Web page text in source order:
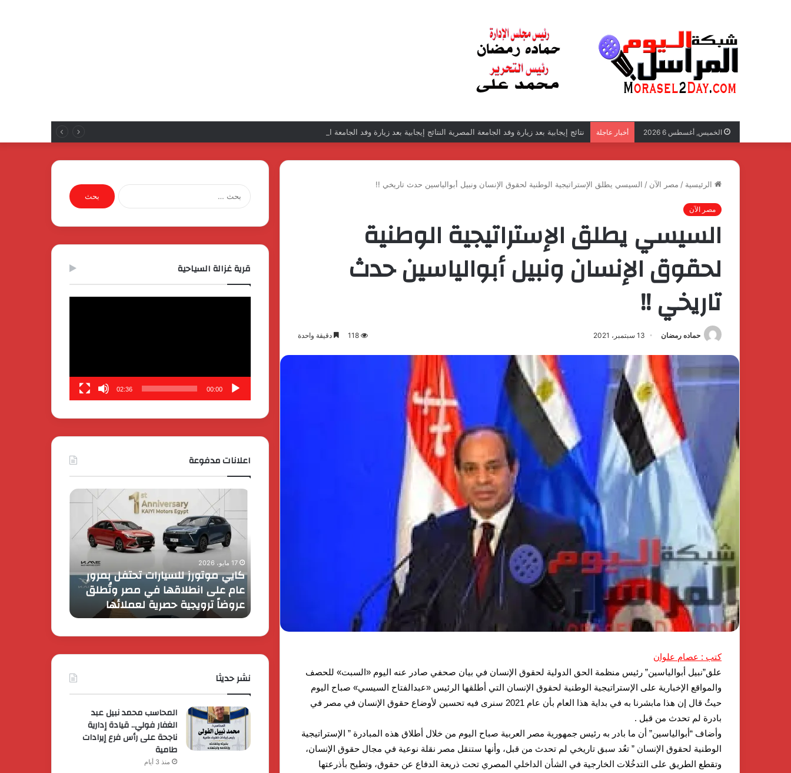
الخميس, أغسطس 6 2026 أخبار عاجلة نتائج إيجابية بعد زيارة وفد الجامعة المصرية النتائج إيجابية بعد زيارة وفد الجامعة المصرية الروسية لمصنع الإلكترونياتروسية لمصنع الإلكترونيات
الرئيسية / مصر الآن / السيسي يطلق الإستراتيجية الوطنية لحقوق الإنسان ونبيل أبوالياسين حدث تاريخي !!
مصر الآن
السيسي يطلق الإستراتيجية الوطنية
لحقوق الإنسان ونبيل أبوالياسين حدث
تاريخي !!
حماده رمضان 13 سبتمبر، 2021 118 دقيقة واحدة
كتب : عصام علوان
علق”نبيل أبوالياسين” رئيس منظمة الحق الدولية لحقوق الإنسان في بيان صحفي صادر عنه اليوم ‏«السبت» للحصف
والمواقع الإخبارية على الإستراتيجية الوطنية لحقوق الإنسان التي أطلقها الرئيس «عبدالفتاح السيسي» صباح اليوم
حيثُ قال إن هذا مابشرنا به في بداية هذا العام بأن عام 2021 سنرى فيه تحسين لأوضاع حقوق الإنسان في مصر في
بادرة لم تحدث من قبل .
وأضاف “أبوالياسين” أن ما بادر به رئيس جمهورية مصر العربية صباح اليوم من خلال أطلاق هذه المبادرة ” الإستراتيجية
الوطنية لحقوق الإنسان ” تعُد سبق تاريخي لم تحدث من قبل، وأنها ستنقل مصر نقلة نوعية في مجال حقوق الإنسان،
وتقطع الطريق على التدخُلات الخارجية في الشأن الداخلي المصري تحت ذريعة الدفاع عن حقوق، وتطيح بأذرعتها
البحث
عن:
قرية غزالة السياحية
00:00
02:36
اعلانات مدفوعة
اكتشف الفخامة والهدوء في
كومباوند نسيم بالشيخ زايد أحدث
مشروعات شركة جولدن لاند
The
First
Group
وPulse
Developments
توقعان
شراكة
استراتيجية
لإطلاق
منصة
متكاملة
لتطوير
الضيافة
مصر
The First Group وPulse
Developments توقعان شراكة
استراتيجية لإطلاق منصة متكاملة
لتطوير وتشغيل مشاريع الضيافة في
مصر
المصرية
وأهدافها
للتنمية..
«دالتكس»
للتعليم
الفني
الزراعي
23 مايو، 2026
بدعم الدولة المصرية وأهدافها
للتنمية.. «دالتكس» تطلق نموذجًا
جديدًا للتعليم الفني الزراعي
كايي
للسيارات
تحتفل
على
انطلاقها
في
مصر
وتُطلق
حصرية
17 مايو، 2026
كايي موتورز للسيارات تحتفل بمرور
عام على انطلاقها في مصر وتُطلق
عروضاً ترويجية حصرية لعملائها
تفاصيل
إطلاق
جديدة
عالمي
نشر حديثا
المحاسب محمد نبيل عبد
الغفار فولي.. قيادة إدارية
ناجحة على رأس فرع إيرادات
طامية
منذ 3 أيام